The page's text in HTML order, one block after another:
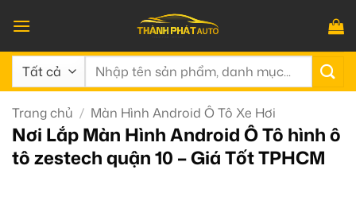
qua
nội
dung
Tìm
Trang chủ / Màn Hình Android Ô Tô Xe Hơi
Nơi Lắp Màn Hình Android Ô Tô hình ô
tô zestech quận 10 – Giá Tốt TPHCM